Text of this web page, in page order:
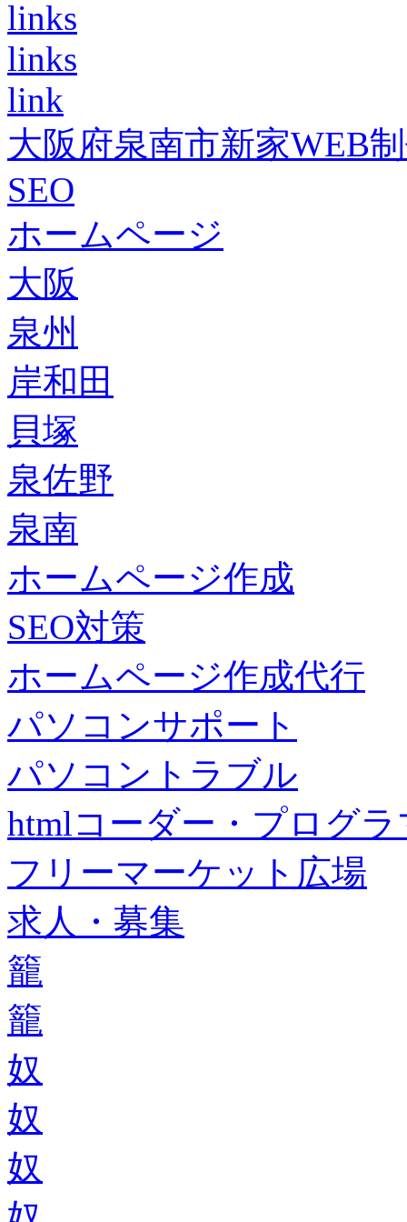
links
links
link
大阪府泉南市新家WEB
SEO
ホームページ
大阪
泉州
岸和田
貝塚
泉佐野
泉南
ホームページ作成
SEO対策
ホームページ作成代行
パソコンサポート
パソコントラブル
htmlコーダー・プログラ
フリーマーケット広場
求人・募集
籠
籠
奴
奴
奴